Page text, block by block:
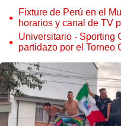
Fixture de Perú en el
horarios y canal de TV
torneo
Universitario - Sporting
partidazo por el Torneo